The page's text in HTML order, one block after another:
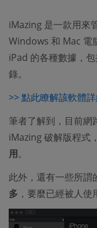
iMazing 是一款用來
Windows 和 Mac 電
iPad 的各種數據，
錄。
>> 點此瞭解該軟體
筆者了解到，目前網
iMazing 破解版程式
用。
此外，還有一些所謂
多 ，要麼已經被人使